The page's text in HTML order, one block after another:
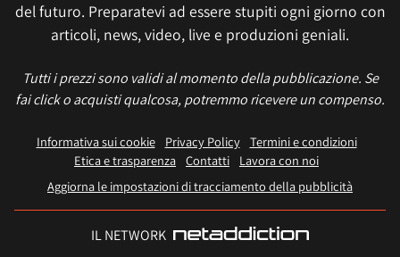
del futuro. Preparatevi ad essere stupiti ogni giorno con
articoli, news, video, live e produzioni geniali.
Tutti i prezzi sono validi al momento della pubblicazione. Se
fai click o acquisti qualcosa, potremmo ricevere un compenso.
Informativa sui cookie Privacy Policy
Termini e condizioni
Etica e trasparenza Contatti
Lavora con noi
Aggiorna le impostazioni di tracciamento della pubblicità
IL NETWORK